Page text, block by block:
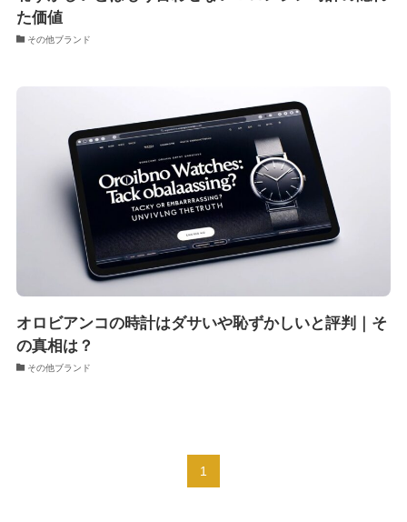
た価値
その他ブランド
オロビアンコの時計はダサいや恥ずかしいと評判｜そ
の真相は？
その他ブランド
1